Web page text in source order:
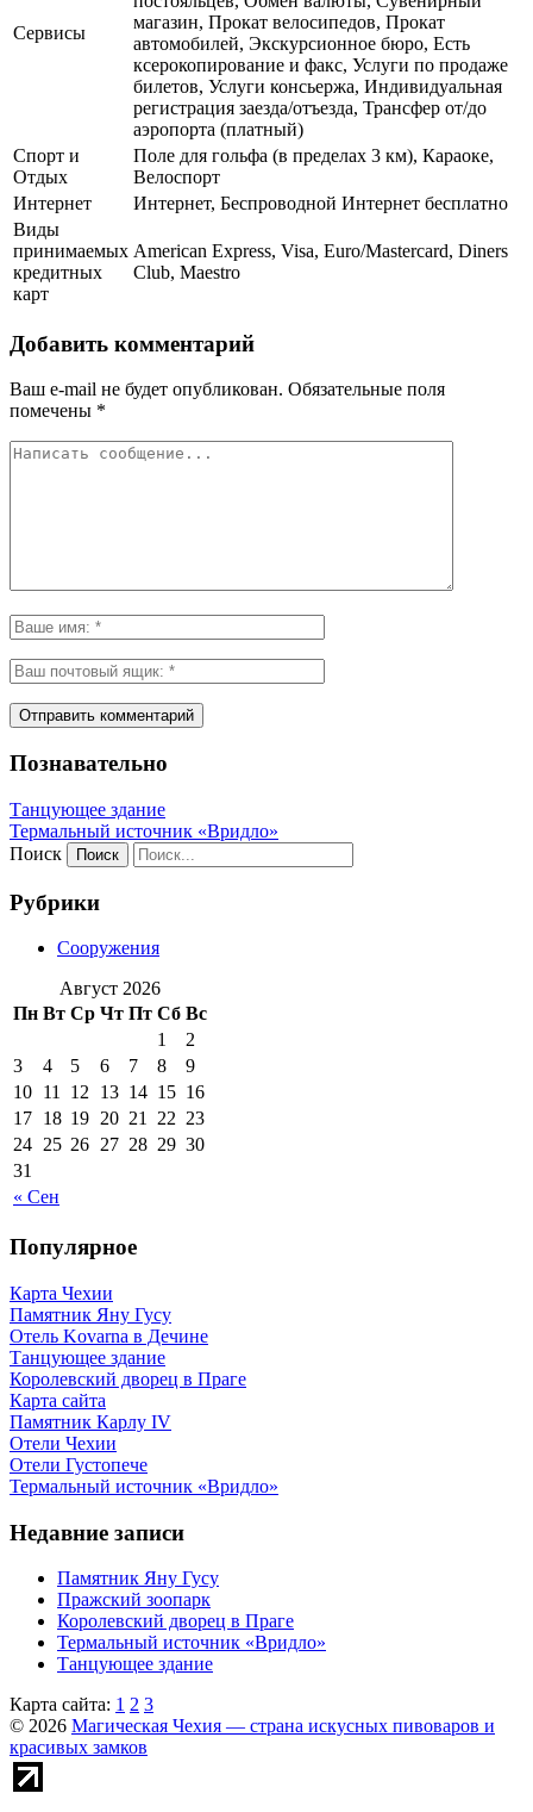
Сервисы
магазин, Прокат велосипедов, Прокат
автомобилей, Экскурсионное бюро, Есть
ксерокопирование и факс, Услуги по продаже
билетов, Услуги консьержа, Индивидуальная
регистрация заезда/отъезда, Трансфер от/до
аэропорта (платный)
Спорт и
Отдых
Поле для гольфа (в пределах 3 км), Караоке,
Велоспорт
Интернет
Интернет, Беспроводной Интернет бесплатно
Виды
принимаемых
кредитных
карт
American Express, Visa, Euro/Mastercard, Diners
Club, Maestro
Добавить комментарий
Ваш e-mail не будет опубликован. Обязательные поля
помечены *
Познавательно
Танцующее здание
Термальный источник «Вридло»
Поиск
Рубрики
Сооружения
Август 2026
Пн Вт Ср Чт Пт Сб Вс
« Сен
1
2
3
4 5 6 7 8
9
10 11 12 13 14 15 16
17 18 19 20 21 22 23
24 25 26 27 28 29 30
31
Популярное
Карта Чехии
Памятник Яну Гусу
Отель Kovarna в Дечине
Танцующее здание
Королевский дворец в Праге
Карта сайта
Памятник Карлу IV
Отели Чехии
Отели Густопече
Термальный источник «Вридло»
Недавние записи
Памятник Яну Гусу
Пражский зоопарк
Королевский дворец в Праге
Термальный источник «Вридло»
Танцующее здание
Карта сайта: 1 2 3
© 2026 Магическая Чехия — страна искусных пивоваров и
красивых замков